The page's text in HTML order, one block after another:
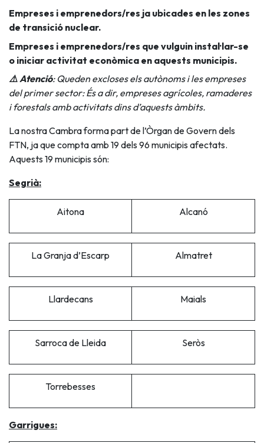
Empreses i emprenedors/res ja ubicades en les zones
de transició nuclear.
Empreses i emprenedors/res que vulguin instal·lar-se
o iniciar activitat econòmica en aquests municipis.
⚠️ Atenció: Queden excloses els autònoms i les empreses
del primer sector: És a dir, empreses agrícoles, ramaderes
i forestals amb activitats dins d’aquests àmbits.
La nostra Cambra forma part de l’Òrgan de Govern dels
FTN, ja que compta amb 19 dels 96 municipis afectats.
Aquests 19 municipis són:
Segrià:
Aitona Alcanó
La Granja d’Escarp Almatret
Llardecans Maials
Sarroca de Lleida Seròs
Torrebesses
Garrigues: